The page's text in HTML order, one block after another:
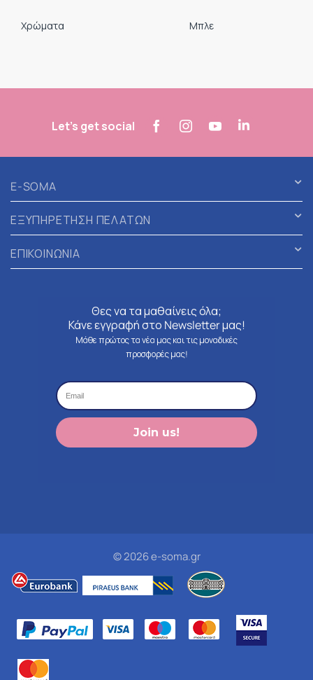
Χρώματα Μπλε
Let's get social
E-SOMA
ΕΞΥΠΗΡΕΤΗΣΗ ΠΕΛΑΤΩΝ
ΕΠΙΚΟΙΝΩΝΙΑ
Θες να τα μαθαίνεις όλα;
Κάνε εγγραφή στο Newsletter μας!
Μάθε πρώτος τα νέα μας και τις μοναδικές
προσφορές μας!
Join us!
© 2026 e-soma.gr